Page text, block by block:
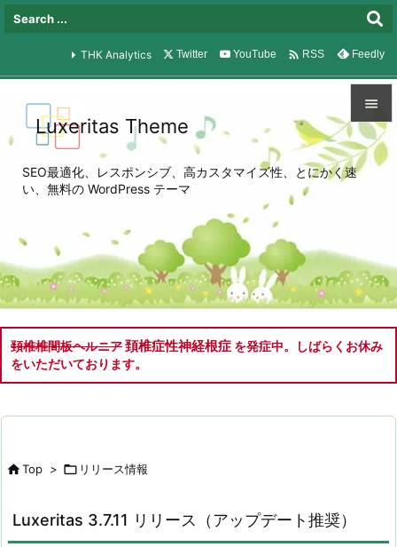


メニュ

次へ

検索
THK Analytics Twitter YouTube  RSS Feedly
Luxeritas Theme
SEO最適化、レスポンシブ、高カスタマイズ性、とにかく速
い、無料の WordPress テーマ
頚椎椎間板ヘルニア頚椎症性神経根症 を発症中。しばらくお休み
をいただいております。
Top >  リリース情報
Luxeritas 3.7.11 リリース（アップデート推奨）